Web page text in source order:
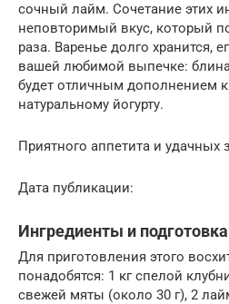
сочный лайм. Сочетание этих
неповторимый вкус, который
раза. Варенье долго хранится,
вашей любимой выпечке:
будет отличным дополнением
натуральному йогурту.
Приятного аппетита и удачных
Дата публикации:
Ингредиенты и подготовка
Для приготовления этого
понадобятся: 1 кг спелой
свежей мяты (около 30 г), 2